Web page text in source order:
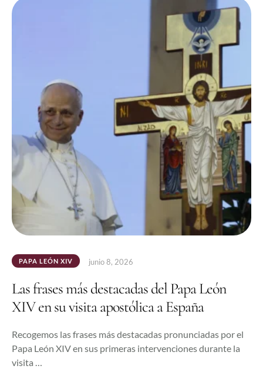
PAPA LEÓN XIV junio 8, 2026
Las frases más destacadas del Papa León
XIV en su visita apostólica a España
Recogemos las frases más destacadas pronunciadas por el
Papa León XIV en sus primeras intervenciones durante la
visita …